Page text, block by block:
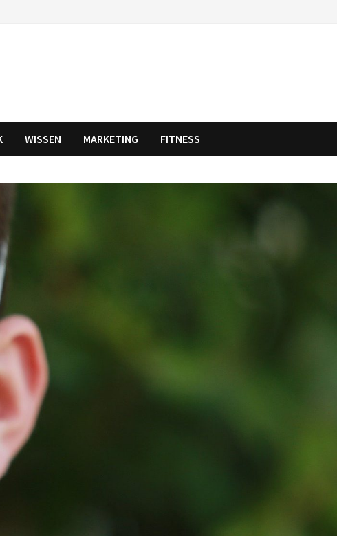
WISSEN MARKETING FITNESS